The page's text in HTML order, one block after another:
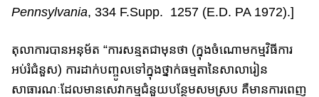
Pennsylvania, 334 F.Supp. 1257 (E.D. PA 1972).]
តុលាការបានអនុម័ត​ “ការសន្មតជាមុនថា (ក្នុងចំណោមកម្មវិធីការ
អប់រំជំនួស​) ការ​ដាក់​បញ្ចូល​ទៅក្នុង​ថ្នាក់​ធម្មតានៃសាលារៀន​
សាធារណៈ​ដែលមាន​សេវាកម្ម​ជំនួយបន្ថែមសមស្រប គឺមានការពេញ​